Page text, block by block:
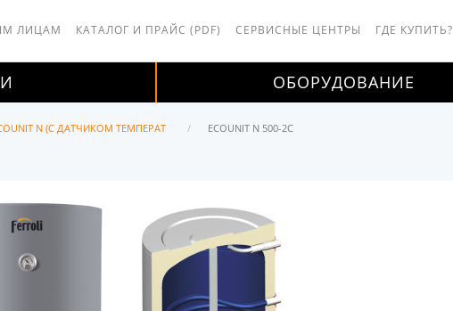
ЛИЦАМ КАТАЛОГ И ПРАЙС (PDF) СЕРВИСНЫЕ ЦЕНТРЫ ГДЕ КУПИТЬ?
ОБОРУДОВАНИЕ
N (С ДАТЧИКОМ ТЕМПЕРАТ ECOUNIT N 500-2C